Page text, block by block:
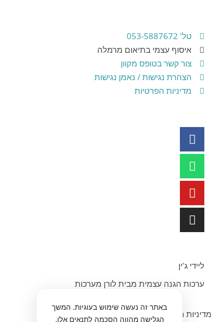
טל' 053-5887672
איסוף עצמי בתיאום מרמלה
צור קשר בטופס מקוון
הצהרת נגישות / נאמן נגישות
מדיניות הפרטיות
ליידי ג'ין
ערכות הגנה עצמית מבית לורן מערכות
מדיניות הפרטיות
באתר זה נעשה שימוש בעוגיות. המשך
הגלישה מהווה הסכמה לתנאים אלו.